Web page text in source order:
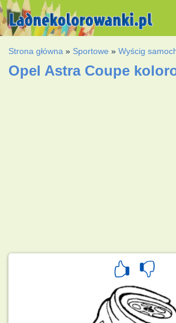
Strona główna » Sportowe »Wyścig
Opel Astra Coupe